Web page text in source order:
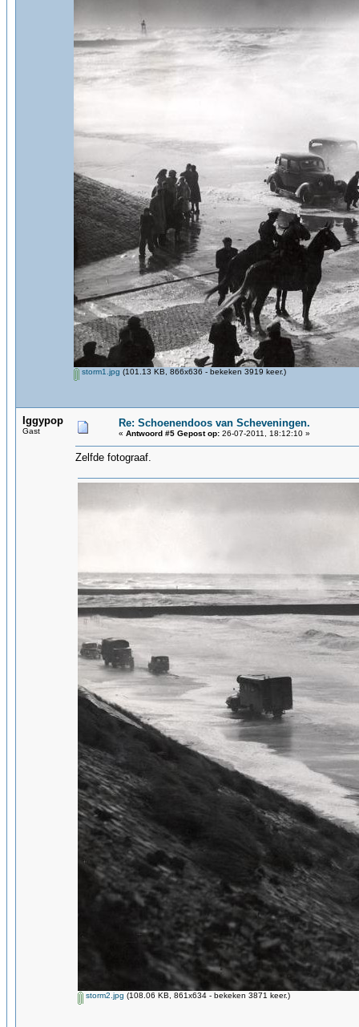
storm1.jpg (101.13 KB, 866x636 - bekeken 3919 keer.)
Iggypop
Gast
Re: Schoenendoos van Scheveningen.
« Antwoord #5 Gepost op: 26-07-2011, 18:12:10 »
Zelfde fotograaf.
storm2.jpg (108.06 KB, 861x634 - bekeken 3871 keer.)